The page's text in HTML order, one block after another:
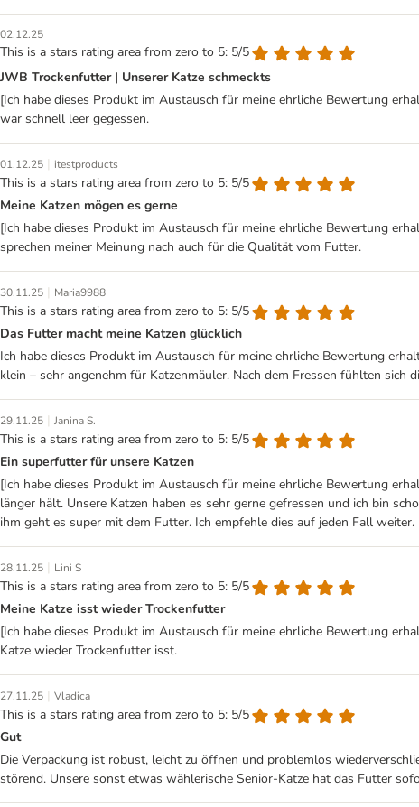
02.12.25
This is a stars rating area from zero to 5: 5/5
JWB Trockenfutter | Unserer Katze schmeckts
[Ich habe dieses Produkt im Austausch für meine ehrliche Bewertung
war schnell leer gegessen.
01.12.25 | itestproducts
This is a stars rating area from zero to 5: 5/5
Meine Katzen mögen es gerne
[Ich habe dieses Produkt im Austausch für meine ehrliche Bewertung
sprechen meiner Meinung nach auch für die Qualität vom Futter.
30.11.25 | Maria9988
This is a stars rating area from zero to 5: 5/5
Das Futter macht meine Katzen glücklich
Ich habe dieses Produkt im Austausch für meine ehrliche Bewertung
klein – sehr angenehm für Katzenmäuler. Nach dem Fressen fühlten
29.11.25 | Janina S.
This is a stars rating area from zero to 5: 5/5
Ein superfutter für unsere Katzen
[Ich habe dieses Produkt im Austausch für meine ehrliche Bewertung
länger hält. Unsere Katzen haben es sehr gerne gefressen und ich bin
ihm geht es super mit dem Futter. Ich empfehle dies auf jeden Fall weiter.
28.11.25 | Lini S
This is a stars rating area from zero to 5: 5/5
Meine Katze isst wieder Trockenfutter
[Ich habe dieses Produkt im Austausch für meine ehrliche Bewertung
Katze wieder Trockenfutter isst.
27.11.25 | Vladica
This is a stars rating area from zero to 5: 5/5
Gut
Die Verpackung ist robust, leicht zu öffnen und problemlos
störend. Unsere sonst etwas wählerische Senior-Katze hat das Futter